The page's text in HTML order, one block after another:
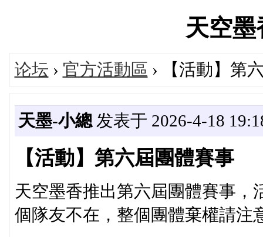
天空
论坛 › 官方活動區 › 【活動】第
天墨-小總发表于 2026-4-18
【活動】第六屆團體賽事
天空墨香推出第六屆團體賽事，
個隊友不在，整個團體棄權請注